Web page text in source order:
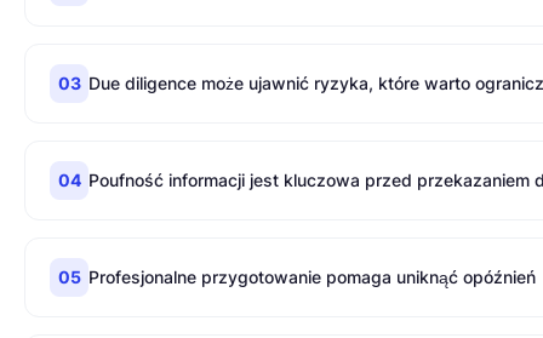
03 Due diligence może ujawnić ryzyka, które warto
04 Poufność informacji jest kluczowa przed przekazaniem
05 Profesjonalne przygotowanie pomaga uniknąć opóźnień